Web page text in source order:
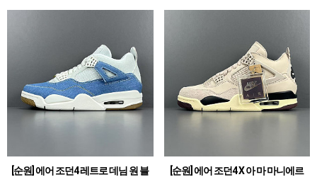
[순원] 에어 조던4 레트로 데님 원 블
[순원] 에어 조던4 X 아 마 마니에르